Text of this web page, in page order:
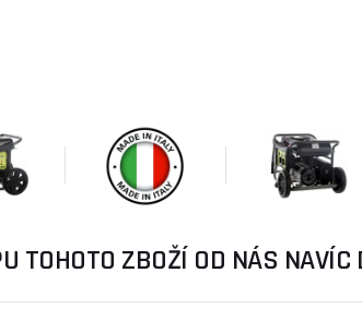
TOHOTO ZBOŽÍ OD NÁS NAVÍC